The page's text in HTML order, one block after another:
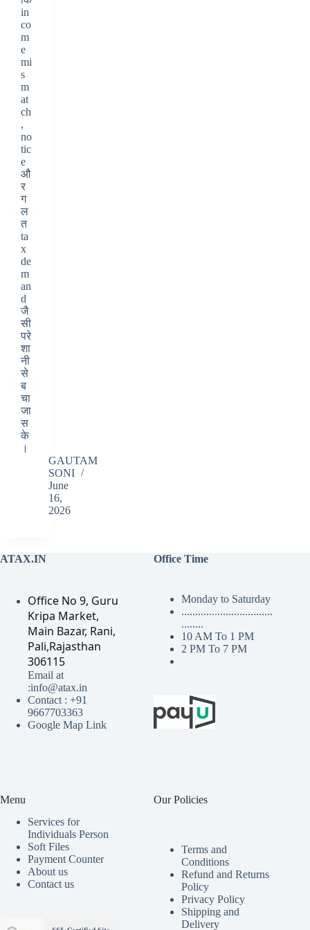
in
co
m
e
mi
s
m
at
ch
,
no
tic
e
औ
र
ग
ल
त
ta
x
de
m
an
d
जै
सी
परे
शा
नी
से
ब
चा
जा
स
के
।
GAUTAM
SONI
June
16,
2026
ATAX.IN
Office No 9, Guru
Kripa Market,
Main Bazar, Rani,
Pali,Rajasthan
306115
Email at
:info@atax.in
Contact : +91
9667703363
Google Map Link
Office Time
Monday to Saturday
.................................
........
10 AM To 1 PM
2 PM To 7 PM
Menu
Services for
Individuals Person
Soft Files
Payment Counter
About us
Contact us
Our Policies
Terms and
Conditions
Refund and Returns
Policy
Privacy Policy
Shipping and
Delivery